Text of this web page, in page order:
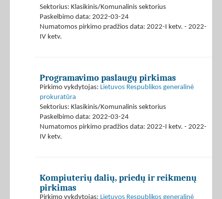
Sektorius: Klasikinis/Komunalinis sektorius
Paskelbimo data: 2022-03-24
Numatomos pirkimo pradžios data: 2022-I ketv. - 2022-
IV ketv.
Programavimo paslaugų pirkimas
Pirkimo vykdytojas: Lietuvos Respublikos generalinė
prokuratūra
Sektorius: Klasikinis/Komunalinis sektorius
Paskelbimo data: 2022-03-24
Numatomos pirkimo pradžios data: 2022-I ketv. - 2022-
IV ketv.
Kompiuterių dalių, priedų ir reikmenų
pirkimas
Pirkimo vykdytojas: Lietuvos Respublikos generalinė